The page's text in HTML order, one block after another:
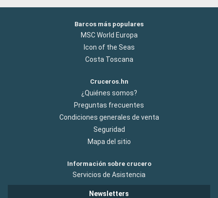
Barcos más populares
MSC World Europa
Icon of the Seas
Costa Toscana
Cruceros.hn
¿Quiénes somos?
Preguntas frecuentes
Condiciones generales de venta
Seguridad
Mapa del sitio
Información sobre crucero
Servicios de Asistencia
Newsletters